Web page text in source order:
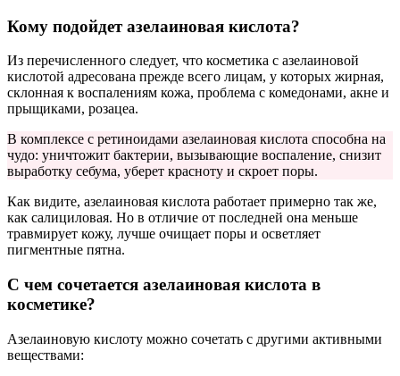
Кому подойдет азелаиновая кислота?
Из перечисленного следует, что косметика с азелаиновой
кислотой адресована прежде всего лицам, у которых жирная,
склонная к воспалениям кожа, проблема с комедонами, акне и
прыщиками, розацеа.
В комплексе с ретиноидами азелаиновая кислота способна на
чудо: уничтожит бактерии, вызывающие воспаление, снизит
выработку себума, уберет красноту и скроет поры.
Как видите, азелаиновая кислота работает примерно так же,
как салициловая. Но в отличие от последней она меньше
травмирует кожу, лучше очищает поры и осветляет
пигментные пятна.
С чем сочетается азелаиновая кислота в
косметике?
Азелаиновую кислоту можно сочетать с другими активными
веществами: